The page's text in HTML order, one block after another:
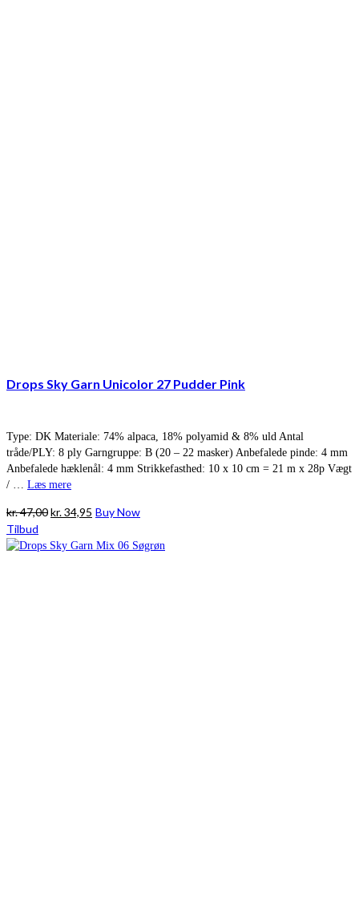
Drops Sky Garn Unicolor 27 Pudder Pink
Type: DK Materiale: 74% alpaca, 18% polyamid & 8% uld Antal
tråde/PLY: 8 ply Garngruppe: B (20 – 22 masker) Anbefalede pinde: 4 mm
Anbefalede hæklenål: 4 mm Strikkefasthed: 10 x 10 cm = 21 m x 28p Vægt
/ … Læs mere
kr.47,00Den
pris
kr.34,95 Den
pris
Buy Now
Tilbud